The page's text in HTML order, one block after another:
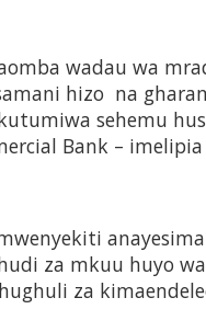
wadau wa
hizo na
sehemu
Bank –
za mkuu huyo
za